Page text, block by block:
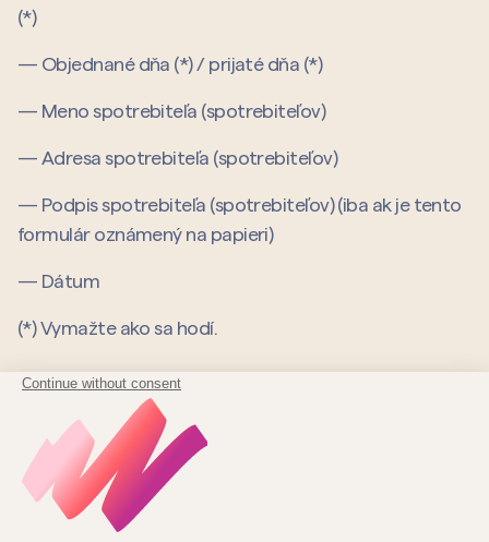
(*)
— Objednané dňa (*) / prijaté dňa (*)
— Meno spotrebiteľa (spotrebiteľov)
— Adresa spotrebiteľa (spotrebiteľov)
— Podpis spotrebiteľa (spotrebiteľov) (iba ak je tento
formulár oznámený na papieri)
— Dátum
(*) Vymažte ako sa hodí.
Viac než len
darčeková karta